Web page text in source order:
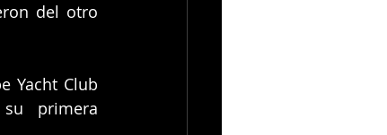
del otro
Yacht Club
primera